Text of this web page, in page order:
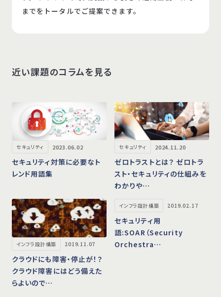
までをトータルでご提案できます。
近い課題のコラムを見る
セキュリティ 2023.06.02
セキュリティ対策に必要なト
レンド用語集
セキュリティ 2024.11.20
ゼロトラストとは？ ゼロトラ
スト・セキュリティの仕組みを
わかりや…
インフラ設計構築 2019.11.07
クラウドにも障害・停止が！？
クラウド障害にはどう備えた
らよいので…
インフラ設計構築 2019.02.17
セキュリティ用
語:SOAR（Security
Orchestra…